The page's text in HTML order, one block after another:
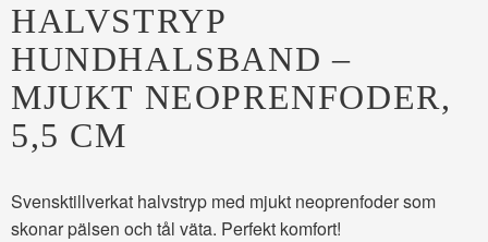
HALVSTRYP
HUNDHALSBAND –
MJUKT NEOPRENFODER,
5,5 CM
Svensktillverkat halvstryp med mjukt neoprenfoder som
skonar pälsen och tål väta. Perfekt komfort!